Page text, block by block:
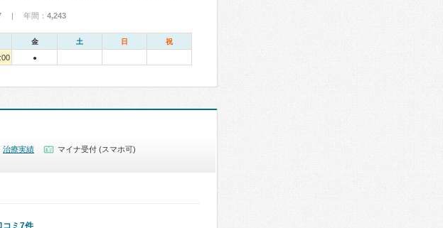
| 年間： 4,243
金 土 日 祝
●
治療実績
マイナ受付 (スマホ可)
コミ7件